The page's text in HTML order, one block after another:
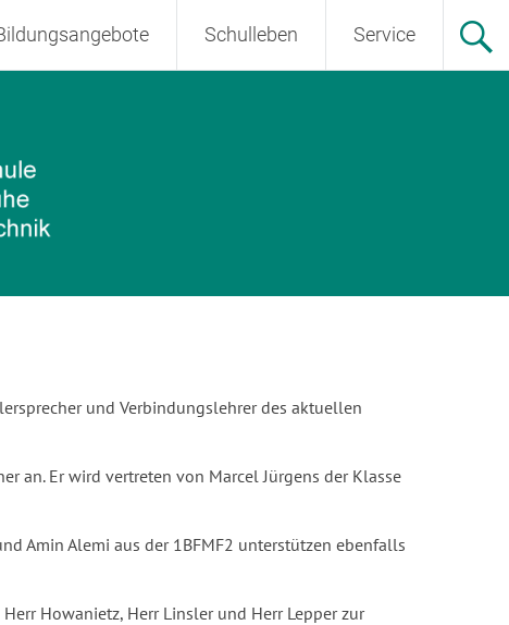
Schulleben Service
und Verbindungslehrer des aktuellen
an. Er wird vertreten von Marcel Jürgens der Klasse
Amin Alemi aus der 1BFMF2 unterstützen ebenfalls
Howanietz, Herr Linsler und Herr Lepper zur